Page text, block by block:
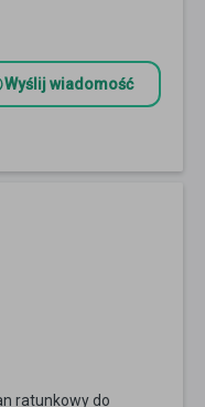
Wyślij wiadomość
ratunkowy do